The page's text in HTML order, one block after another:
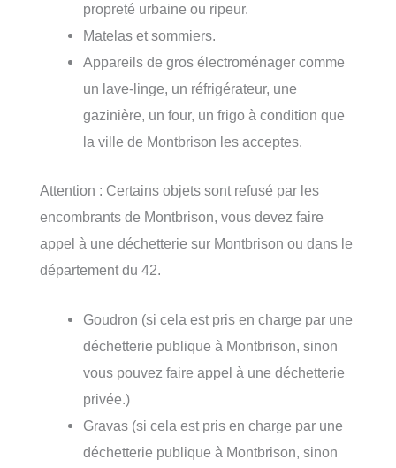
propreté urbaine ou ripeur.
Matelas et sommiers.
Appareils de gros électroménager comme
un lave-linge, un réfrigérateur, une
gazinière, un four, un frigo à condition que
la ville de Montbrison les acceptes.
Attention : Certains objets sont refusé par les
encombrants de Montbrison, vous devez faire
appel à une déchetterie sur Montbrison ou dans le
département du 42.
Goudron (si cela est pris en charge par une
déchetterie publique à Montbrison, sinon
vous pouvez faire appel à une déchetterie
privée.)
Gravas (si cela est pris en charge par une
déchetterie publique à Montbrison, sinon